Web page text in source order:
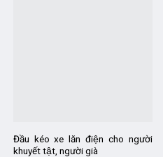
Đầu kéo xe lăn điện cho người
khuyết tật, người già